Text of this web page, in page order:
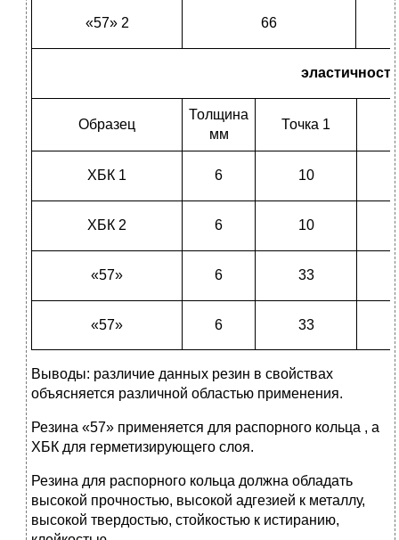
«57» 2 66
Образец
Толщина
мм
Точка 1
ХБК 1 6 10
ХБК 2 6 10
«57» 6 33
«57» 6 33
Выводы: различие данных резин в свойствах
объясняется различной областью применения.
Резина «57» применяется для распорного кольца , а
ХБК для герметизирующего слоя.
Резина для распорного кольца должна обладать
высокой прочностью, высокой адгезией к металлу,
высокой твердостью, стойкостью к истиранию,